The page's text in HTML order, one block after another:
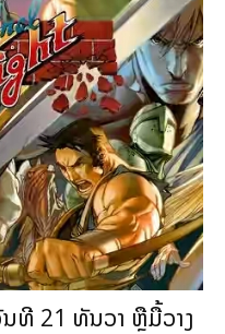
ທີ 21 ທັນວາ ຫຼືມື້ວາງ